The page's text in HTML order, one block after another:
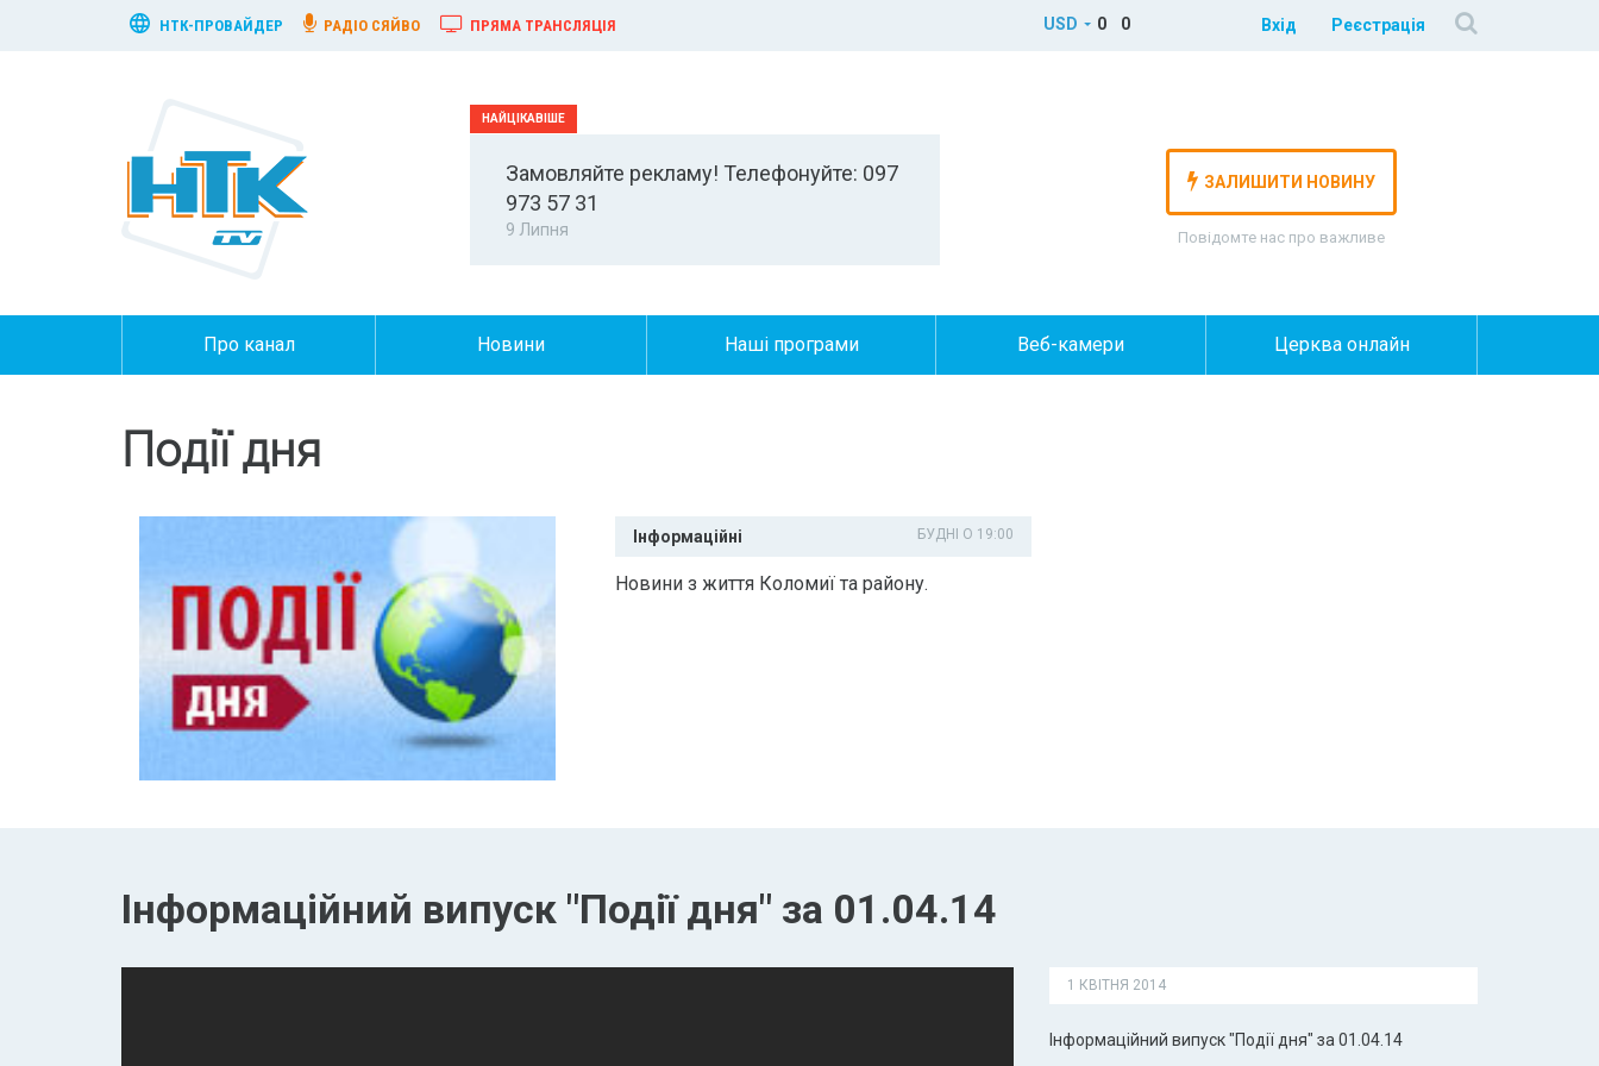
НТК-ПРОВАЙДЕР РАДІО СЯЙВО ПРЯМА ТРАНСЛЯЦІЯ USD 0 0 Вхід Реєстрація
Замовляйте рекламу! Телефонуйте: 097
973 57 31
9 Липня
ЗАЛИШИТИ НОВИНУ
Повідомте нас про важливе
Про канал Новини Наші програми Веб-камери Церква онлайн
Події дня
Інформаційні БУДНІ О 19:00
Новини з життя Коломиї та району.
Інформаційний випуск "Події дня" за 01.04.14
1 КВІТНЯ 2014
Інформаційний випуск "Події дня" за 01.04.14